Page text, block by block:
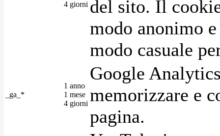
4 giorni del sito. Il
modo anonimo
modo casuale
_ga_*
1 anno
1 mese
4 giorni
Google
memorizzare e
pagina.